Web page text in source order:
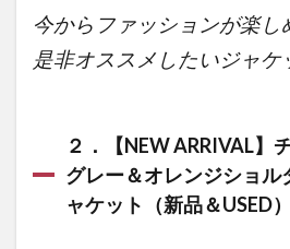
今からファッションが楽し
是非オススメしたいジャケ
２．【NEW ARRIVAL】
グレー＆オレンジショル
ャケット
（新品＆USED）